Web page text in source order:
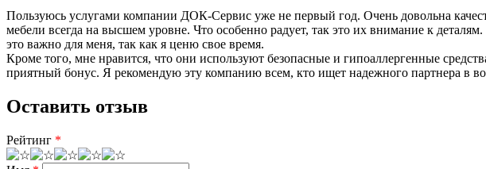
Пользуюсь услугами компании ДОК-Сервис уже не первый год. Очень довольна
мебели всегда на высшем уровне. Что особенно радует, так это их внимание к
это важно для меня, так как я ценю свое время.
Кроме того, мне нравится, что они используют безопасные и гипоаллергенные
приятный бонус. Я рекомендую эту компанию всем, кто ищет надежного партнера в
Оставить отзыв
Рейтинг *